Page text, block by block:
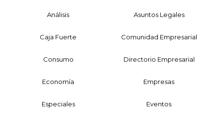
Análisis Asuntos Legales
Caja Fuerte Comunidad Empresarial
Consumo Directorio Empresarial
Economía Empresas
Especiales Eventos